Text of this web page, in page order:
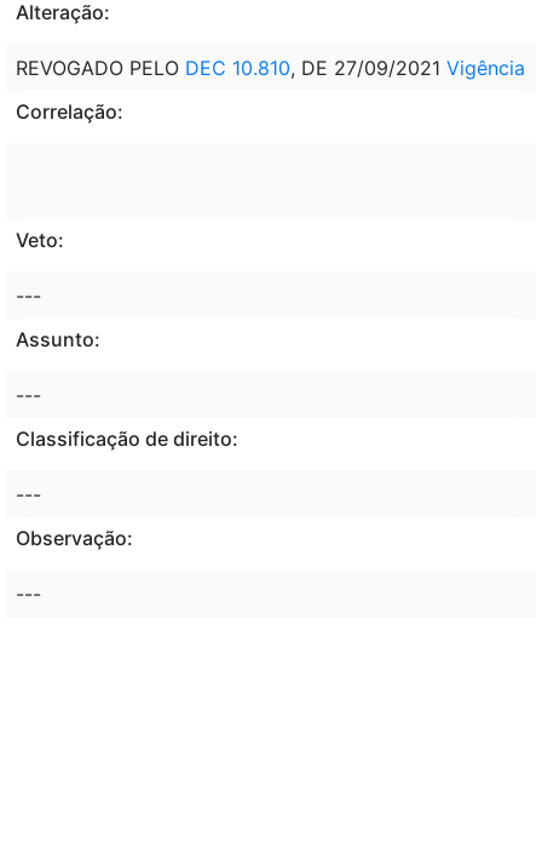
Alteração:
REVOGADO PELO DEC 10.810, DE 27/09/2021 Vigência
Correlação:
Veto:
---
Assunto:
---
Classificação de direito:
---
Observação:
---